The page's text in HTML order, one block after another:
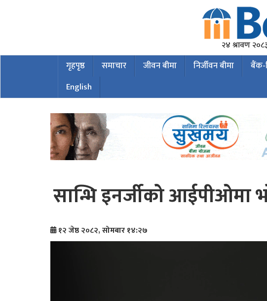
२४ श्रावण
गृहपृष्ठ समाचार जीवन बीमा निर्जीवन बीमा बैंक-
English
सान्भि इनर्जीको
१२ जेष्ठ २०८२, सोमबार १४:२७